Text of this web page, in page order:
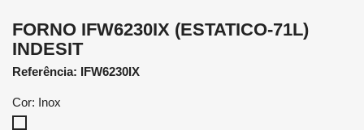
FORNO IFW6230IX (ESTATICO-71L)
INDESIT
Referência: IFW6230IX
Cor: Inox